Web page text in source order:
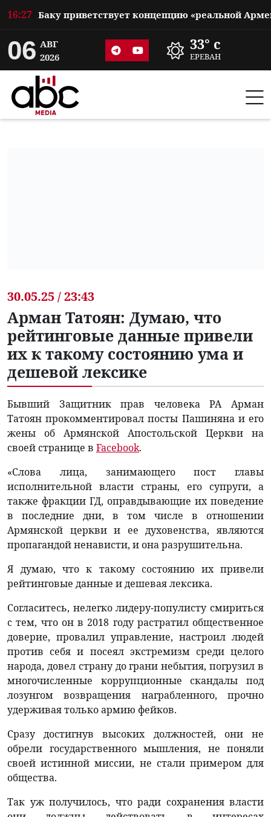
16:27
06 АВГ
2026
33° c
ЕРЕВАН
30.05.25 / 23:43
Арман Татоян: Думаю, что
рейтинговые данные привели
их к такому состоянию ума и
дешевой лексике
Бывший Защитник прав человека РА Арман
Татоян прокомментировал посты Пашиняна и его
жены об Армянской Апостольской Церкви на
своей странице в Facebook.
«Слова лица, занимающего пост главы
исполнительной власти страны, его супруги, а
также фракции ГД, оправдывающие их поведение
в последние дни, в том числе в отношении
Армянской церкви и ее духовенства, являются
пропагандой ненависти, и она разрушительна.
Я думаю, что к такому состоянию их привели
рейтинговые данные и дешевая лексика.
Согласитесь, нелегко лидеру-популисту смириться
с тем, что он в 2018 году растратил общественное
доверие, провалил управление, настроил людей
против себя и посеял экстремизм среди целого
народа, довел страну до грани небытия, погрузил в
многочисленные коррупционные скандалы под
лозунгом возвращения награбленного, прочно
удерживая только армию фейков.
Сразу достигнув высоких должностей, они не
обрели государственного мышления, не поняли
своей истинной миссии, не стали примером для
общества.
Так уж получилось, что ради сохранения власти